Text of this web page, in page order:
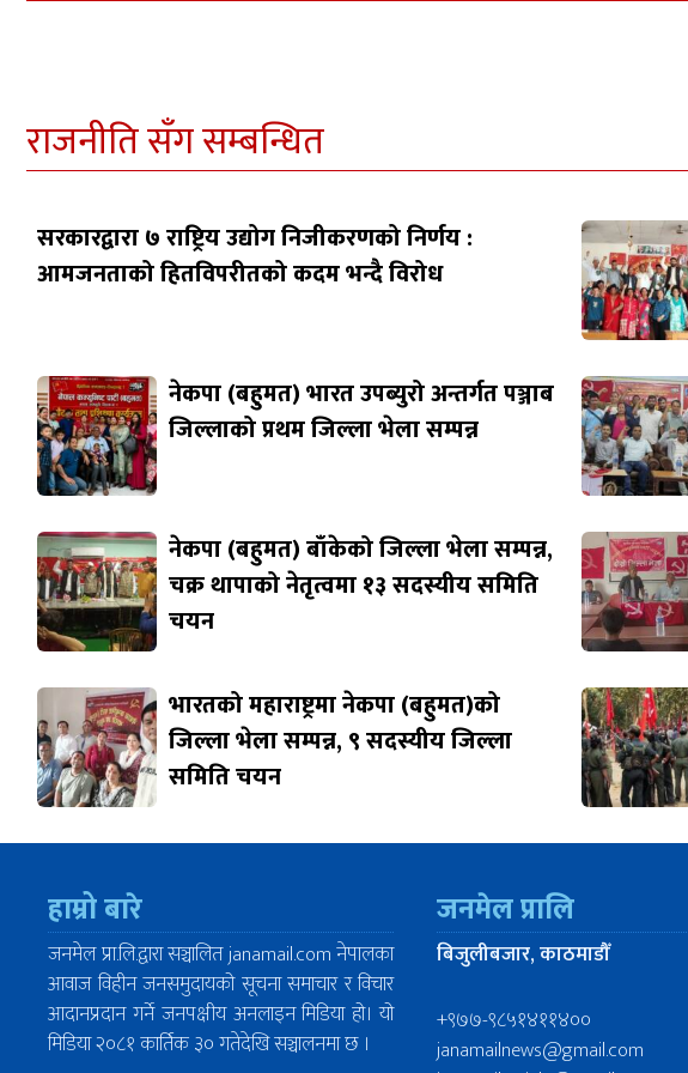
राजनीति सँग सम्बन्धित
सरकारद्वारा ७ राष्ट्रिय उद्योग निजीकरणको निर्णय :
आमजनताको हितविपरीतको कदम भन्दै विरोध
नेकपा (बहुमत) भारत उपब्युरो अन्तर्गत पञ्जाब
जिल्लाको प्रथम जिल्ला भेला सम्पन्न
नेकपा (बहुमत) बाँकेको जिल्ला भेला सम्पन्न,
चक्र थापाको नेतृत्वमा १३ सदस्यीय समिति
चयन
भारतको महाराष्ट्रमा नेकपा (बहुमत)को
जिल्ला भेला सम्पन्न, ९ सदस्यीय जिल्ला
समिति चयन
हाम्रो बारे
जनमेल प्रा.लि.द्वारा सञ्चालित janamail.com नेपालका
आवाज विहीन जनसमुदायको सूचना समाचार र विचार
आदानप्रदान गर्ने जनपक्षीय अनलाइन मिडिया हो। यो
मिडिया २०८१ कार्तिक ३० गतेदेखि सञ्चालनमा छ ।
जनमेल प्रालि
बिजुलीबजार, काठमाडौँ
+९७७-९८५१४११४००
janamailnews@gmail.com